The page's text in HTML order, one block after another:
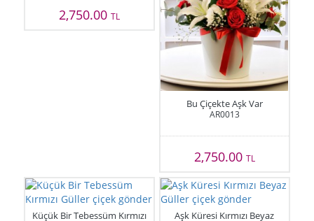
2,750.00TL
Bu Çiçekte Aşk Var
AR0013
2,750.00 TL
Küçük Bir Tebessüm Kırmızı
Aşk Küresi Kırmızı Beyaz